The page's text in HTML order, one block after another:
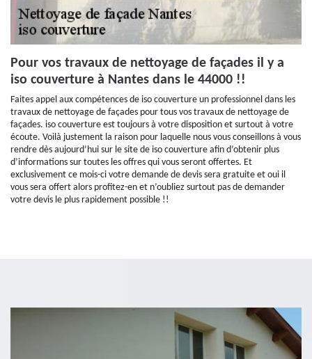
Pour vos travaux de nettoyage de façades il y a
iso couverture à Nantes dans le 44000 !!
Faites appel aux compétences de iso couverture un professionnel dans les
travaux de nettoyage de façades pour tous vos travaux de nettoyage de
façades. iso couverture est toujours à votre disposition et surtout à votre
écoute. Voilà justement la raison pour laquelle nous vous conseillons à vous
rendre dès aujourd’hui sur le site de iso couverture afin d’obtenir plus
d’informations sur toutes les offres qui vous seront offertes. Et
exclusivement ce mois-ci votre demande de devis sera gratuite et oui il
vous sera offert alors profitez-en et n’oubliez surtout pas de demander
votre devis le plus rapidement possible !!